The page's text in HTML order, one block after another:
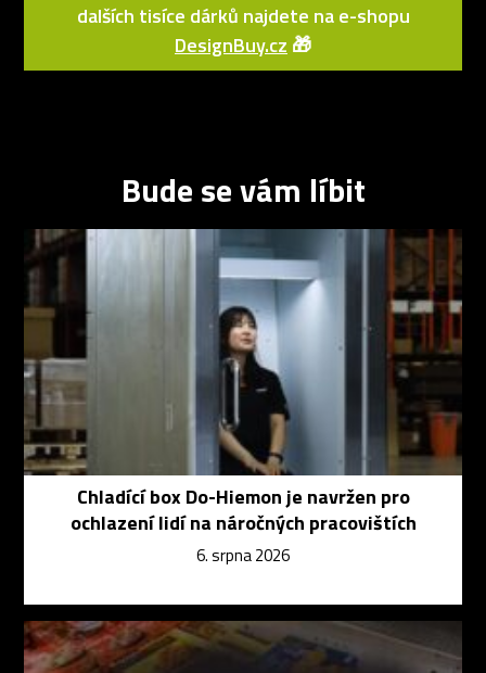
dalších tisíce dárků najdete na e-shopu
DesignBuy.cz 🎁
Bude se vám líbit
Chladící box Do-Hiemon je navržen pro
ochlazení lidí na náročných pracovištích
6. srpna 2026